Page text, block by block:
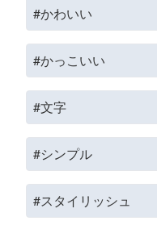
#かわいい
#かっこいい
#文字
#シンプル
#スタイリッシュ